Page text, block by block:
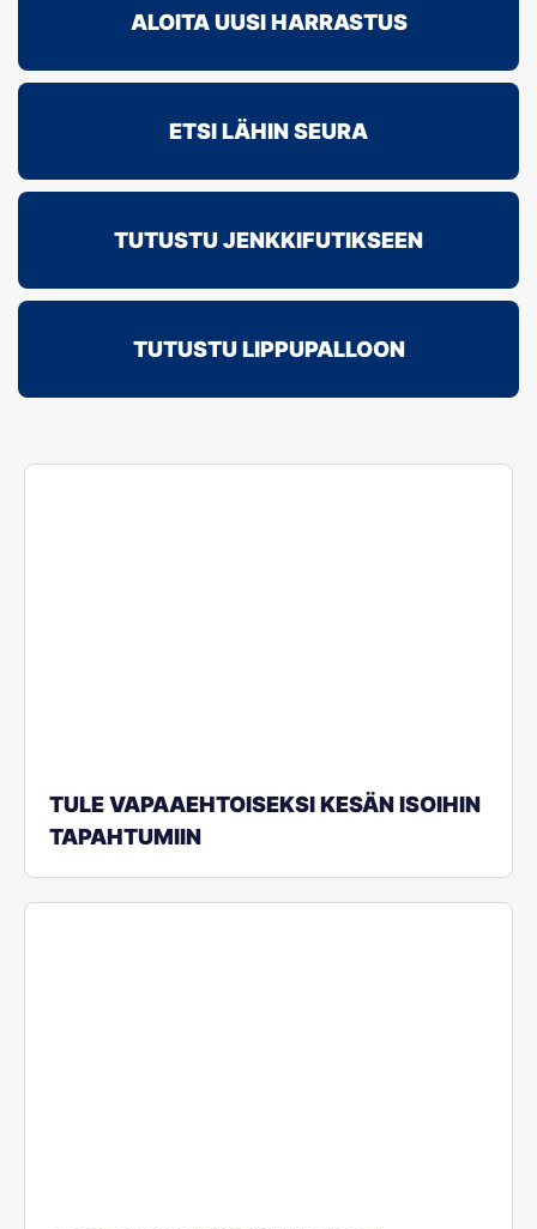
ALOITA UUSI HARRASTUS
ETSI LÄHIN SEURA
TUTUSTU JENKKIFUTIKSEEN
TUTUSTU LIPPUPALLOON
TULE VAPAAEHTOISEKSI KESÄN ISOIHIN
TAPAHTUMIIN